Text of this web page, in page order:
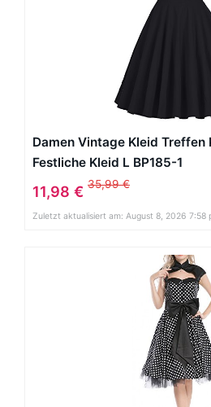
Damen Vintage Kleid Treffen
Festliche Kleid L BP185-1
11,98 € 35,99 €
Zuletzt aktualisiert am: August 8, 2026 7:58